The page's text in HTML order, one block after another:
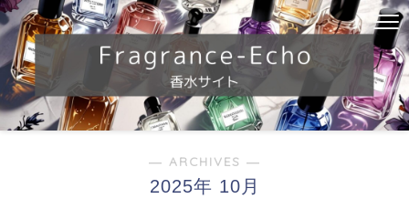
― ARCHIVES ―
2025年 10月